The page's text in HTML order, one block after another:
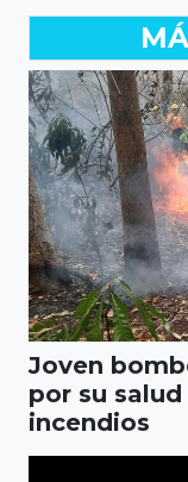
Joven
por su
incendios